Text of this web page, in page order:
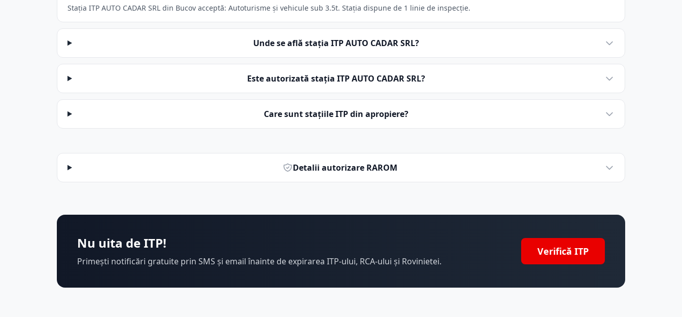
Stația ITP AUTO CADAR SRL din Bucov acceptă: Autoturisme și vehicule sub 3.5t. Stația dispune de 1 linie de inspecție.
Unde se află stația ITP AUTO CADAR SRL?
Este autorizată stația ITP AUTO CADAR SRL?
Care sunt stațiile ITP din apropiere?
Detalii autorizare RAROM
Nu uita de ITP!
Primești notificări gratuite prin SMS și email înainte de expirarea ITP-ului, RCA-ului și Rovinietei.
Verifică ITP